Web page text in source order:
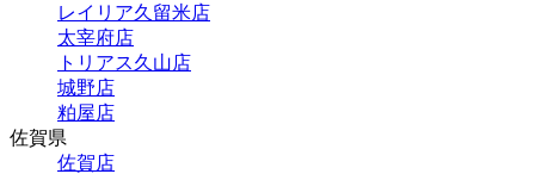
レイリア久留米店
太宰府店
トリアス久山店
城野店
粕屋店
佐賀県
佐賀店